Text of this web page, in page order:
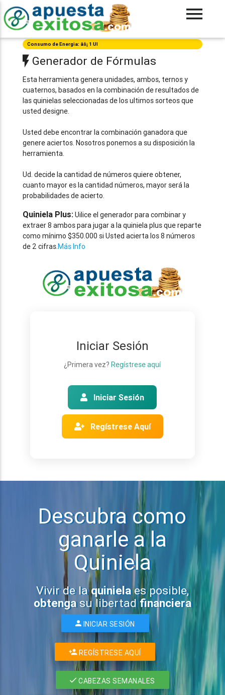
Consumo de Energia: âš¡ 1 UI
Generador de Fórmulas
Esta herramienta genera unidades, ambos, ternos y
cuaternos, basados en la combinación de resultados de
las quinielas seleccionadas de los ultimos sorteos que
usted designe.
Usted debe encontrar la combinación ganadora que
genere aciertos. Nosotros ponemos a su disposición la
herramienta.
Ud. decide la cantidad de números quiere obtener,
cuanto mayor es la cantidad números, mayor será la
probabilidades de acierto.
Quiniela Plus:Uilice el generador para combinar y
extraer 8 ambos para jugar a la quiniela plus que reparte
como mínimo $350.000 si Usted acierta los 8 números
de 2 cifras.Más Info
Iniciar Sesión
¿Primera vez?Regístrese aquí
Iniciar Sesión
Regístrese Aquí
Descubra como
ganarle a la
Quiniela
Vivir de laquinielaes posible,
obtengasu libertadfinanciera
INICIAR SESIÓN
REGÍSTRESE AQUÍ
CABEZAS SEMANALES